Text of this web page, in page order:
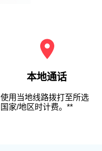
本地通话
使用当地线路拨打至所选
国家/地区时计费。**